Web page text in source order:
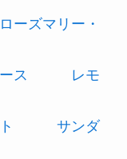
ローズマリー・
ス
レモ
サンダ